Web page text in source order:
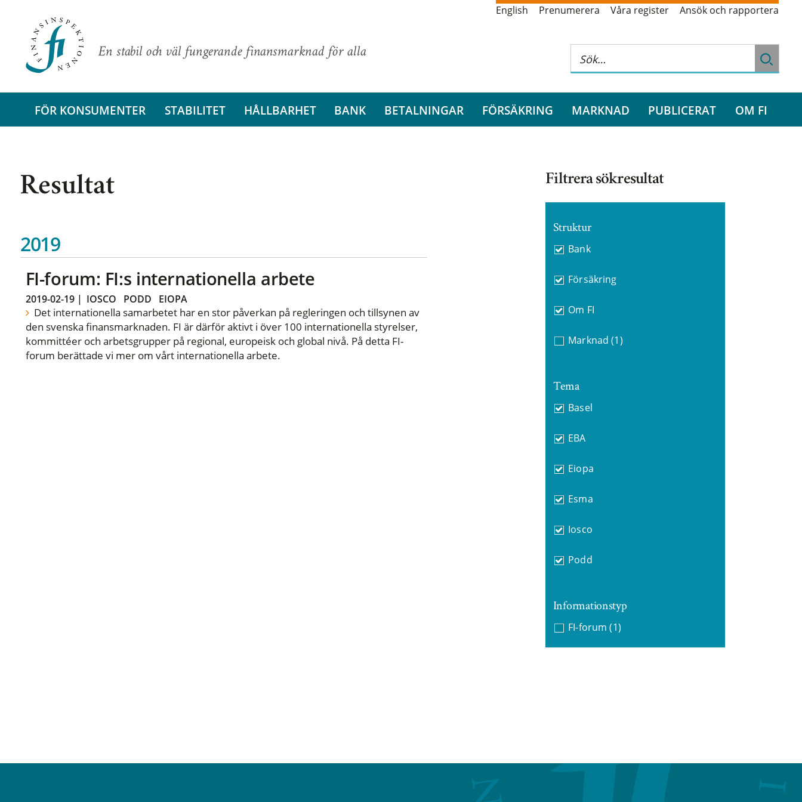
En stabil och väl fungerande finansmarknad för alla
English Prenumerera Våra register Ansök och rapportera
FÖR KONSUMENTER STABILITET HÅLLBARHET BANK BETALNINGAR FÖRSÄKRING MARKNAD PUBLICERAT OM FI
Resultat
2019
FI-forum: FI:s internationella arbete
2019-02-19| IOSCO PODD EIOPA
Det internationella samarbetet har en stor påverkan på regleringen och tillsynen av
den svenska finansmarknaden. FI är därför aktivt i över 100 internationella styrelser,
kommittéer och arbetsgrupper på regional, europeisk och global nivå. På detta FI-
forum berättade vi mer om vårt internationella arbete.
Filtrera sökresultat
Struktur
Bank
Försäkring
Om FI
Marknad (1)
Tema
Basel
EBA
Eiopa
Esma
Iosco
Podd
Informationstyp
FI-forum (1)